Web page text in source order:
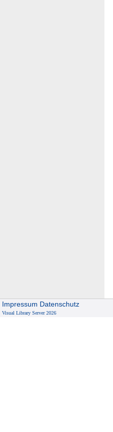
Impressum Datenschutz
Visual Library Server 2026